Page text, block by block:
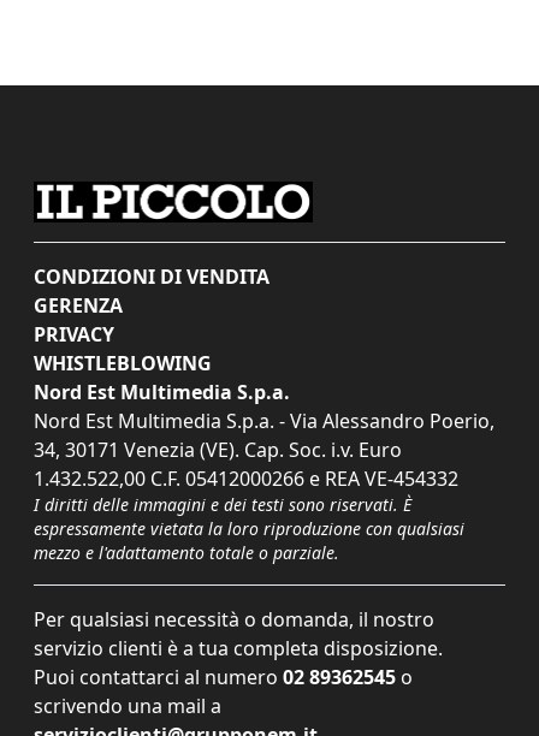
CONDIZIONI DI VENDITA
GERENZA
PRIVACY
WHISTLEBLOWING
Nord Est Multimedia S.p.a.
Nord Est Multimedia S.p.a. - Via Alessandro Poerio,
34, 30171 Venezia (VE). Cap. Soc. i.v. Euro
1.432.522,00 C.F. 05412000266 e REA VE-454332
I diritti delle immagini e dei testi sono riservati. È
espressamente vietata la loro riproduzione con qualsiasi
mezzo e l'adattamento totale o parziale.
Per qualsiasi necessità o domanda, il nostro
servizio clienti è a tua completa disposizione.
Puoi contattarci al numero 02 89362545 o
scrivendo una mail a